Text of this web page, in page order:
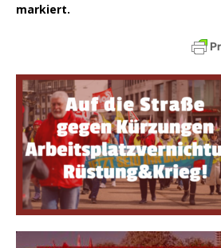
markiert.